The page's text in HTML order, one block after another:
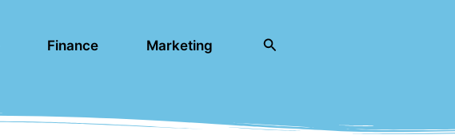
Finance Marketing Rechercher